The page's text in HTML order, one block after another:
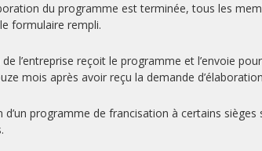
du programme est terminée, tous les
formulaire rempli.
l’entreprise reçoit le programme et l’envoie
mois après avoir reçu la demande
d’un programme de francisation à certains